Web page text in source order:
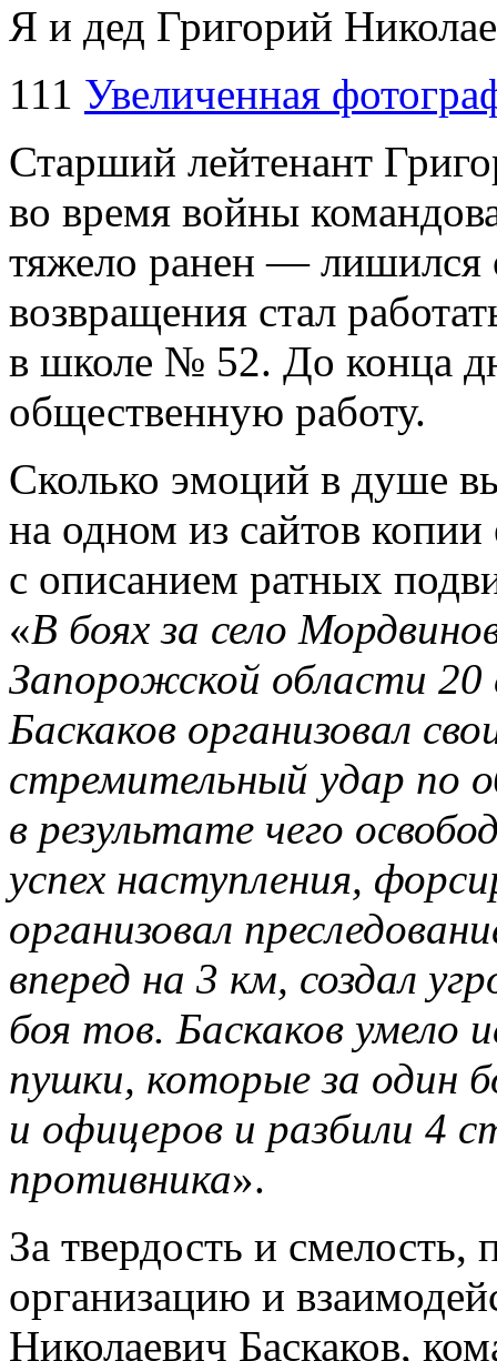
Я и дед Григорий
111 Увеличенная
Старший лейтенант
во время войны
тяжело ранен — лишился
возвращения стал
в школе № 52. До конца
общественную работу.
Сколько эмоций в душе
на одном из сайтов
с описанием ратных
«В боях за село
Запорожской области 20
Баскаков организовал
стремительный удар по
в результате чего
успех наступления,
организовал
вперед на 3 км, создал
боя тов. Баскаков умело
пушки, которые за один
и офицеров и разбили 4
противника».
За твердость и
организацию и
Николаевич Баскаков,